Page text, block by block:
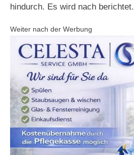
hindurch. Es wird nach berichtet.
Weiter nach der Werbung